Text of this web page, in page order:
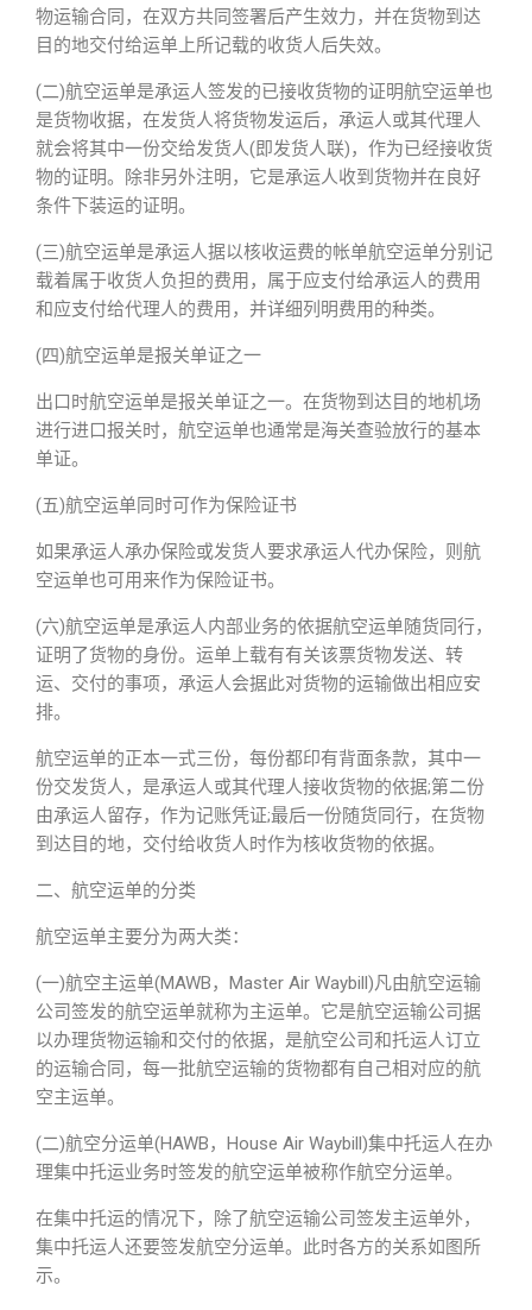
物运输合同，在双方共同签署后产生效力，并在货物到达
目的地交付给运单上所记载的收货人后失效。
(二)航空运单是承运人签发的已接收货物的证明航空运单也
是货物收据，在发货人将货物发运后，承运人或其代理人
就会将其中一份交给发货人(即发货人联)，作为已经接收货
物的证明。除非另外注明，它是承运人收到货物并在良好
条件下装运的证明。
(三)航空运单是承运人据以核收运费的帐单航空运单分别记
载着属于收货人负担的费用，属于应支付给承运人的费用
和应支付给代理人的费用，并详细列明费用的种类。
(四)航空运单是报关单证之一
出口时航空运单是报关单证之一。在货物到达目的地机场
进行进口报关时，航空运单也通常是海关查验放行的基本
单证。
(五)航空运单同时可作为保险证书
如果承运人承办保险或发货人要求承运人代办保险，则航
空运单也可用来作为保险证书。
(六)航空运单是承运人内部业务的依据航空运单随货同行，
证明了货物的身份。运单上载有有关该票货物发送、转
运、交付的事项，承运人会据此对货物的运输做出相应安
排。
航空运单的正本一式三份，每份都印有背面条款，其中一
份交发货人，是承运人或其代理人接收货物的依据;第二份
由承运人留存，作为记账凭证;最后一份随货同行，在货物
到达目的地，交付给收货人时作为核收货物的依据。
二、航空运单的分类
航空运单主要分为两大类：
(一)航空主运单(MAWB，Master Air Waybill)凡由航空运输
公司签发的航空运单就称为主运单。它是航空运输公司据
以办理货物运输和交付的依据，是航空公司和托运人订立
的运输合同，每一批航空运输的货物都有自己相对应的航
空主运单。
(二)航空分运单(HAWB，House Air Waybill)集中托运人在办
理集中托运业务时签发的航空运单被称作航空分运单。
在集中托运的情况下，除了航空运输公司签发主运单外，
集中托运人还要签发航空分运单。此时各方的关系如图所
示。